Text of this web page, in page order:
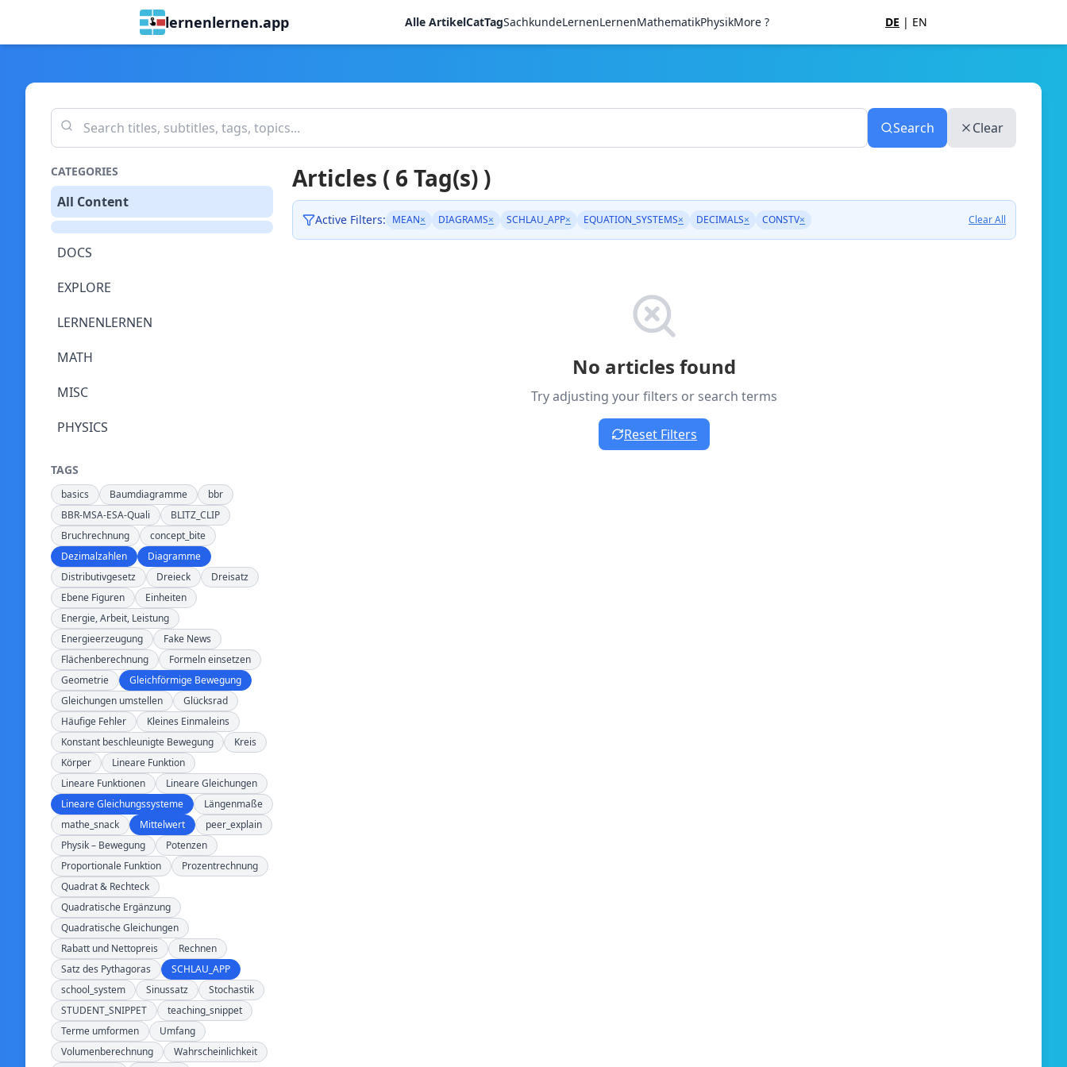
lernenlernen.app Alle ArtikelCatTagSachkundeLernenLernenMathematikPhysikMore ? DE | EN
Search Clear
CATEGORIES
All Content
DOCS
EXPLORE
LERNENLERNEN
MATH
MISC
PHYSICS
TAGS
basics Baumdiagramme
bbr
BBR-MSA-ESA-Quali
BLITZ_CLIP
Bruchrechnung
concept_bite
Dezimalzahlen
Diagramme
Distributivgesetz
Dreieck
Dreisatz
Ebene Figuren
Einheiten
Energie, Arbeit, Leistung
Energieerzeugung
Fake News
Flächenberechnung
Formeln einsetzen
Geometrie
Gleichförmige Bewegung
Gleichungen umstellen
Glücksrad
Häufige Fehler
Kleines Einmaleins
Konstant beschleunigte Bewegung
Kreis
Körper
Lineare Funktion
Lineare Funktionen
Lineare Gleichungen
Lineare Gleichungssysteme
Längenmaße
mathe_snack
Mittelwert
peer_explain
Physik – Bewegung
Potenzen
Proportionale Funktion
Prozentrechnung
Quadrat & Rechteck
Quadratische Ergänzung
Quadratische Gleichungen
Rabatt und Nettopreis
Rechnen
Satz des Pythagoras
SCHLAU_APP
school_system
Sinussatz
Stochastik
STUDENT_SNIPPET
teaching_snippet
Terme umformen
Umfang
Volumenberechnung
Wahrscheinlichkeit
Articles ( 6 Tag(s) )
Active Filters: MEAN× DIAGRAMS× SCHLAU_APP× EQUATION_SYSTEMS× DECIMALS× CONSTV× Clear All
No articles found
Try adjusting your filters or search terms
Reset Filters